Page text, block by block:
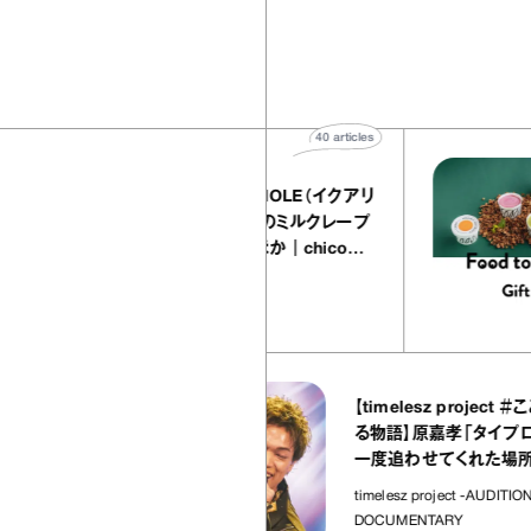
『EQUALLY atelier NOLE（イクアリ
ー アトリエ ノーレ）』のミルクレープ
キャラメルバニーユほか｜chico
40
【timelesz project ＃ここから始
る物語】原嘉孝「タイプロは夢を
一度追わせてくれた場所」
timelesz project -AUDITION-
DOCUMENTARY